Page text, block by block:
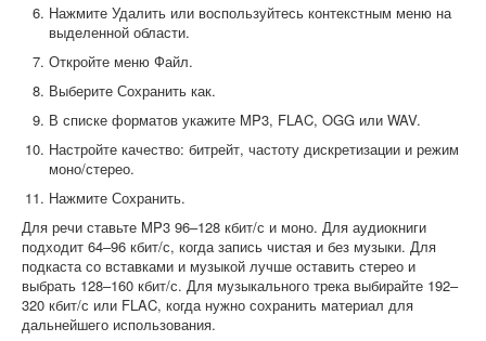
Нажмите Удалить или воспользуйтесь контекстным меню на
выделенной области.
Откройте меню Файл.
Выберите Сохранить как.
В списке форматов укажите MP3, FLAC, OGG или WAV.
Настройте качество: битрейт, частоту дискретизации и режим
моно/стерео.
Нажмите Сохранить.
Для речи ставьте MP3 96–128 кбит/с и моно. Для аудиокниги
подходит 64–96 кбит/с, когда запись чистая и без музыки. Для
подкаста со вставками и музыкой лучше оставить стерео и
выбрать 128–160 кбит/с. Для музыкального трека выбирайте 192–
320 кбит/с или FLAC, когда нужно сохранить материал для
дальнейшего использования.